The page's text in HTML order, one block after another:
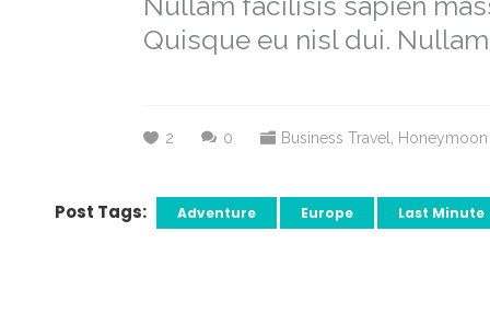
Quisque eu nisl dui.
2 0 Business Travel Honeymoon
Post Tags: Adventure Europe Last Minute